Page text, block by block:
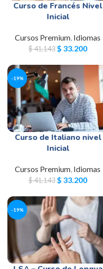
Curso de Francés Nivel
Inicial
Cursos Premium, Idiomas
$41.143 $ 33.200
-19%
Curso de Italiano nivel
Inicial
Cursos Premium, Idiomas
$41.143 $ 33.200
-19%